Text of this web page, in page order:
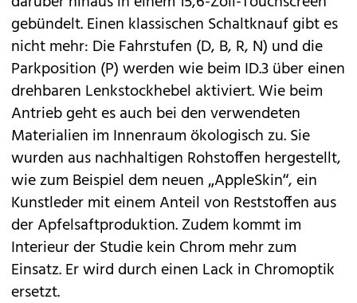
gebündelt. Einen klassischen Schaltknauf gibt es
nicht mehr: Die Fahrstufen (D, B, R, N) und die
Parkposition (P) werden wie beim ID.3 über einen
drehbaren Lenkstockhebel aktiviert. Wie beim
Antrieb geht es auch bei den verwendeten
Materialien im Innenraum ökologisch zu. Sie
wurden aus nachhaltigen Rohstoffen hergestellt,
wie zum Beispiel dem neuen „AppleSkin“, ein
Kunstleder mit einem Anteil von Reststoffen aus
der Apfelsaftproduktion. Zudem kommt im
Interieur der Studie kein Chrom mehr zum
Einsatz. Er wird durch einen Lack in Chromoptik
ersetzt.